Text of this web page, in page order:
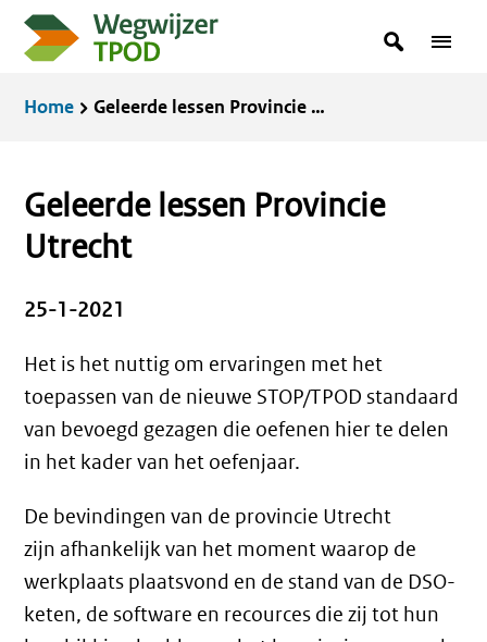
Overslaanzoekterm
in
Zoeken Menu
Kruimelpad
Home Geleerde lessen Provincie Utrecht
Geleerde lessen Provincie
Utrecht
25-1-2021
Het is het nuttig om ervaringen met het
toepassen van de nieuwe STOP/TPOD standaard
van bevoegd gezagen die oefenen hier te delen
in het kader van het oefenjaar.
De bevindingen van de provincie Utrecht
zijn afhankelijk van het moment waarop de
werkplaats plaatsvond en de stand van de DSO-
keten, de software en recources die zij tot hun